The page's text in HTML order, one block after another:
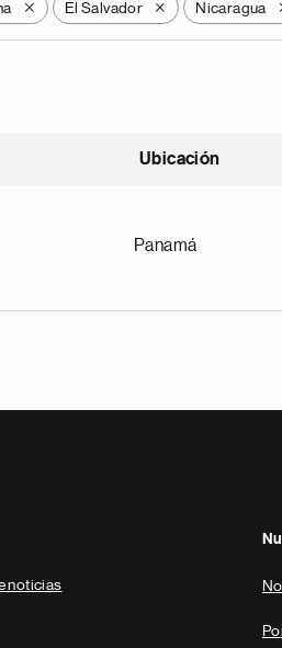
X El Salvador X Nicaragua
Ubicación
Panamá
noticias